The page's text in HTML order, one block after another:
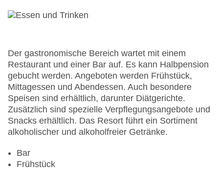
Landeskategorie: 4,5 Sterne
Der gastronomische Bereich wartet mit einem
Restaurant und einer Bar auf. Es kann Halbpension
gebucht werden. Angeboten werden Frühstück,
Mittagessen und Abendessen. Auch besondere
Speisen sind erhältlich, darunter Diätgerichte.
Zusätzlich sind spezielle Verpflegungsangebote und
Snacks erhältlich. Das Resort führt ein Sortiment
alkoholischer und alkoholfreier Getränke.
Bar
Frühstück